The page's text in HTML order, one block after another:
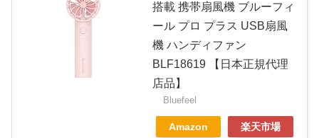
搭載 携帯扇風機 ブルーフィ
ール プロ プラス USB扇風
機 ハンディファン
BLF18619 【日本正規代理
店品】
Bluefeel
Amazon 楽天市場